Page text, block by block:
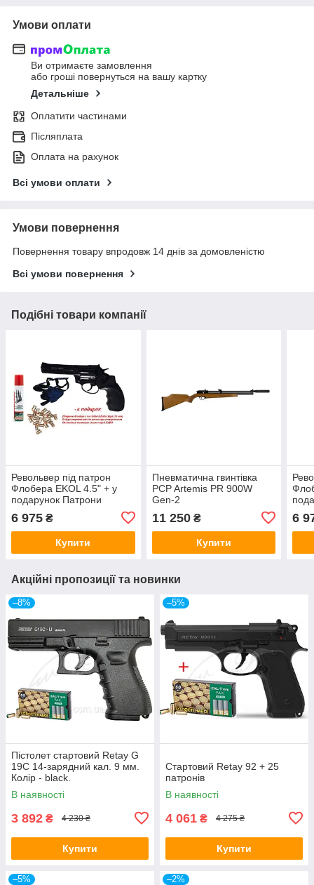
Умови оплати
Ви отримаєте замовлення
або гроші повернуться на вашу картку
Детальніше
Оплатити частинами
Післяплата
Оплата на рахунок
Всі умови оплати
Умови повернення
Повернення товару впродовж 14 днів за домовленістю
Всі умови повернення
Подібні товари компанії
Револьвер під патрон
Флобера EKOL 4.5" + у
подарунок Патрони
Флобера 4 мм + кобура +
очисне мастило-спрей
XADO
6 975 ₴
Купити
Пневматична гвинтівка
PCP Artemis PR 900W
Gen-2
11 250₴
Купити
6
Акційні пропозиції та новинки
–8%
Пістолет стартовий Retay G
19C 14-зарядний кал. 9 мм.
Колір - black.
В наявності
3 892 ₴ 4 230 ₴
Купити
–5%
Стартовий Retay 92 + 25
патронів
В наявності
4 061 ₴ 4 275 ₴
Купити
–5% –2%